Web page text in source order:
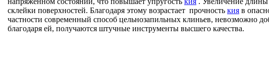
склейки поверхностей. Благодаря этому возрастает прочность кия в
частности современный способ цельнозапильных клиньев, невозможно
благодаря ей, получаются штучные инструменты высшего качества.